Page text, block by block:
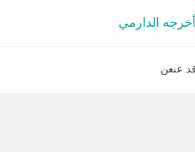
أخرجه الدارمي
عنعن